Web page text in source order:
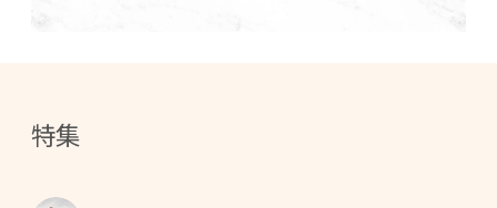
特集